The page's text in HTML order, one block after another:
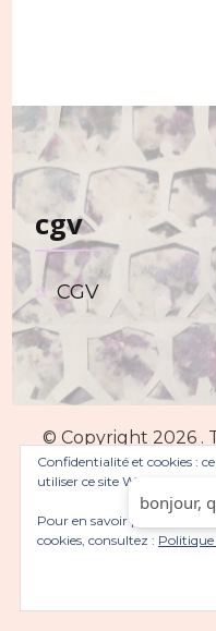
cgv
CGV
© Copyright 2026 .
Lite | Développé par
WordPress
Confidentialité et cookies :
utiliser ce site Web, vous
Pour en savoir plus,
cookies, consultez : Politique